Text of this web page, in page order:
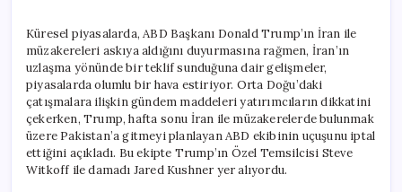
Piyasalarda
İyimserlik
Yaratıyor
için
Küresel piyasalarda, ABD Başkanı Donald Trump’ın İran ile
müzakereleri askıya aldığını duyurmasına rağmen, İran’ın
uzlaşma yönünde bir teklif sunduğuna dair gelişmeler,
piyasalarda olumlu bir hava estiriyor. Orta Doğu’daki
çatışmalara ilişkin gündem maddeleri yatırımcıların dikkatini
çekerken, Trump, hafta sonu İran ile müzakerelerde bulunmak
üzere Pakistan’a gitmeyi planlayan ABD ekibinin uçuşunu iptal
ettiğini açıkladı. Bu ekipte Trump’ın Özel Temsilcisi Steve
Witkoff ile damadı Jared Kushner yer alıyordu.